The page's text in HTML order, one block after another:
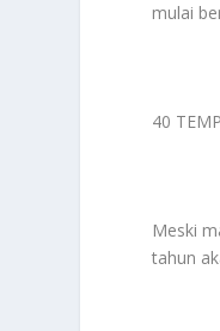
mulai
40
Meski
tahun